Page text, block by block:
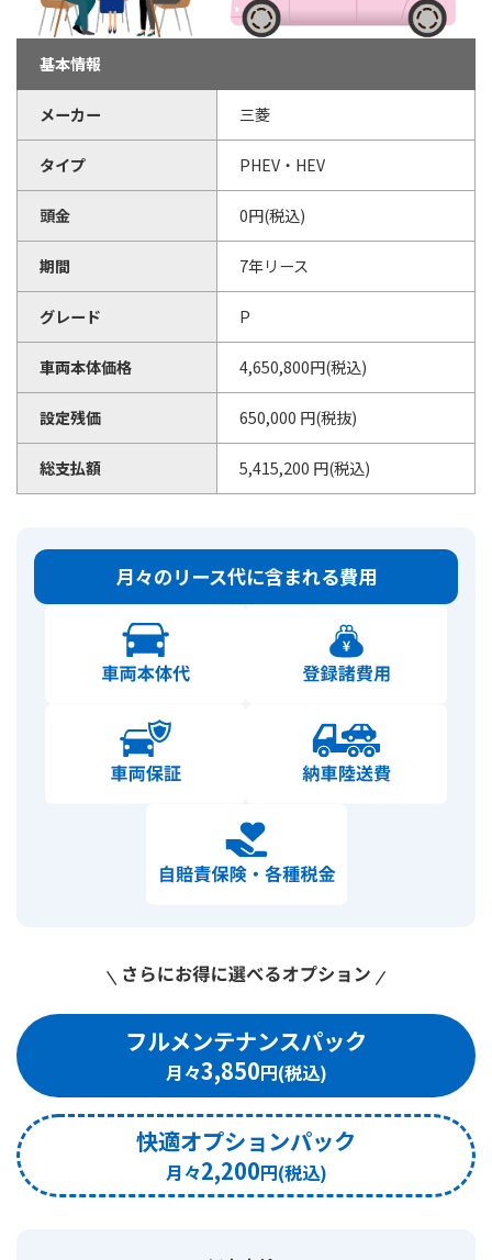
基本情報
メーカー 三菱
タイプ PHEV・HEV
頭金 0円(税込)
期間 7年リース
グレード P
車両本体価格 4,650,800円(税込)
設定残価 650,000 円(税抜)
総支払額 5,415,200 円(税込)
月々のリース代に含まれる費用
フルメンテナンスパック
3,850
快適オプションパック
2,200